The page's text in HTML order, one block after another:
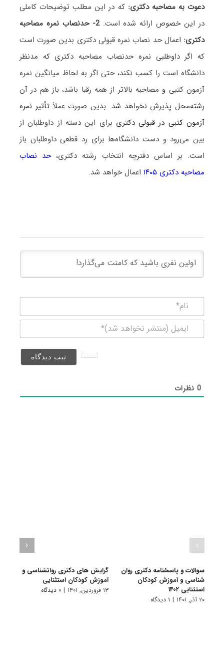
دعوت به مصاحبه دکتری: که در این مطلب توضیحات کاملی
در این خصوص ارائه شده است. 2- حدنصاب نمره مصاحبه
دکتری: اعمال حد نصاب نمره قبولی دکتری بدین صورت است
که اگر داوطلبی نمره حدنصاب مصاحبه دکتری که مدنظر
دانشگاه است را کسب نکند، حتی اگر به لحاظ میانگین نمره
آزمون کتبی و مصاحبه بالاتر از همه رقبا باشد، باز هم در آن
رشته‌محل پذیرش نخواهد شد. بدین صورت عملاً تأثیر نمره
آزمون کتبی در قبولی دکتری برای این دسته از داوطلبان از
بین می‌رود و دست دانشگاه‌ها برای رد قطعی داوطلبان باز
است. بر اساس دفترچه انتخاب رشته دکتری،حد نصاب
مصاحبه دکتری ۱۴۰۵
اعمال خواهد شد.
(منتشر
0نظرات
سوالات و پاسخنامه دکتری روان
شناسی و آموزش کودکان
استثنایی ۱۴۰۲
۲۰ آذر, ۱۴۰۱ | ۱ دیدگاه
گرایش های دکتری روانشناسی و
آﻣﻮزش ﻛﻮدﻛﺎن استثنایی
۱۳ فروردین, ۱۴۰۱ | ۰ دیدگاه